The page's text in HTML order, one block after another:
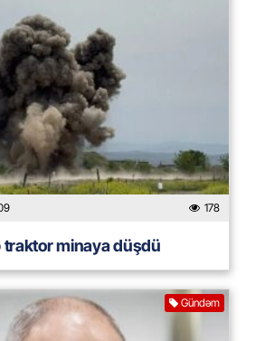
178
traktor minaya düşdü
Gündəm